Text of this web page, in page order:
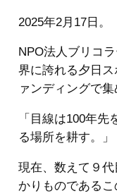
2025年2月17日。
NPO法人ブリコ
界に誇れる夕日
ァンディングで
「目線は100年
る場所を耕す。」
現在、数えて９
かりものである